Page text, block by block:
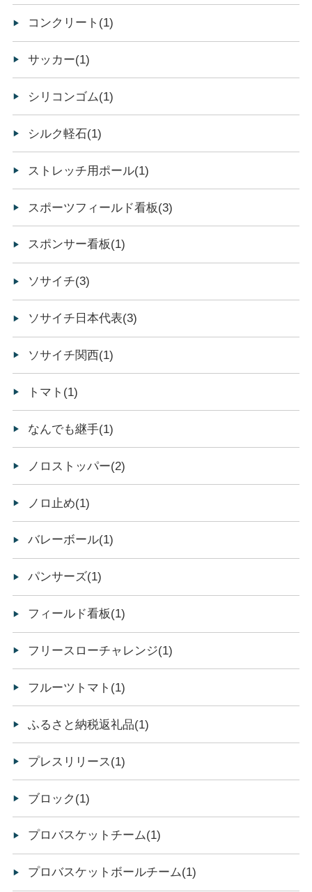
コンクリート(1)
サッカー(1)
シリコンゴム(1)
シルク軽石(1)
ストレッチ用ポール(1)
スポーツフィールド看板(3)
スポンサー看板(1)
ソサイチ(3)
ソサイチ日本代表(3)
ソサイチ関西(1)
トマト(1)
なんでも継手(1)
ノロストッパー(2)
ノロ止め(1)
バレーボール(1)
パンサーズ(1)
フィールド看板(1)
フリースローチャレンジ(1)
フルーツトマト(1)
ふるさと納税返礼品(1)
プレスリリース(1)
ブロック(1)
プロバスケットチーム(1)
プロバスケットボールチーム(1)